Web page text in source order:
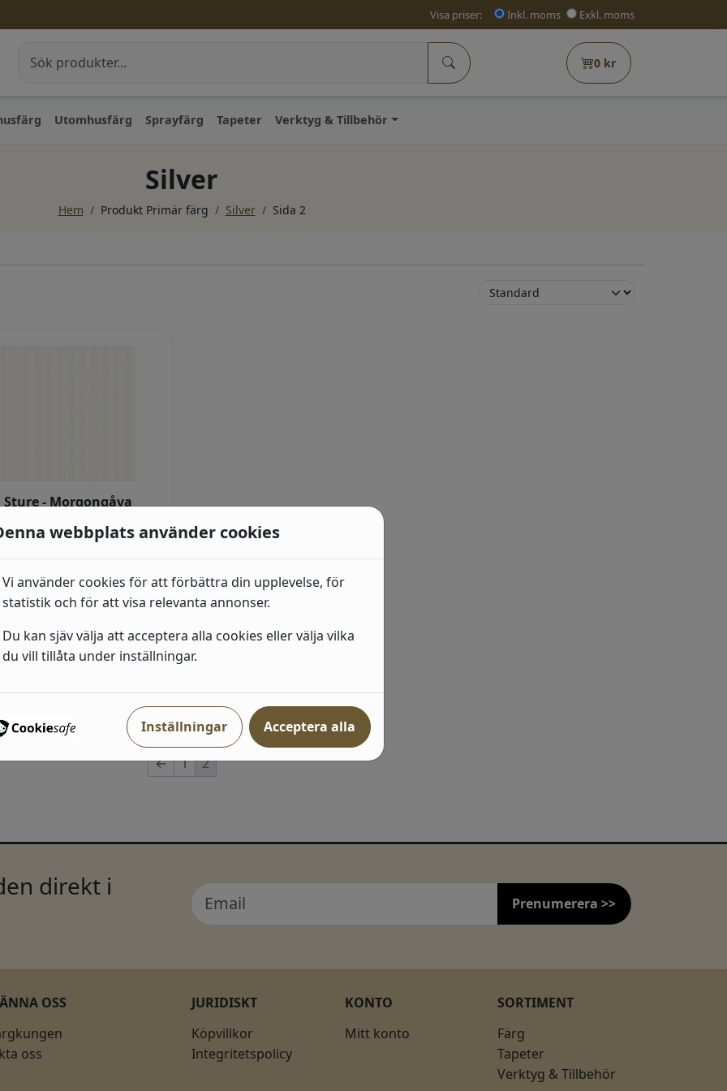
Visa priser: Inkl. moms Exkl. moms
0 kr
Utomhusfärg Sprayfärg Tapeter Verktyg & Tillbehör
Silver
Hem / Produkt Primär färg / Silver / Sida 2
Sture - Morgongåva
Sture. Randig
tapet vitt, guld och blått
"Sture...
I lager
635kr
2 färger
Visa produkter
← 1 2
direkt i
Prenumerera >>
OSS
oss
JURIDISKT
Köpvillkor
Integritetspolicy
KONTO
Mitt konto
SORTIMENT
Färg
Tapeter
Verktyg & Tillbehör
webbplats använder cookies
Vi använder cookies för att förbättra din upplevelse, för
statistik och för att visa relevanta annonser.
Du kan sjäv välja att acceptera alla cookies eller välja vilka
du vill tillåta under inställningar.
Inställningar Acceptera alla